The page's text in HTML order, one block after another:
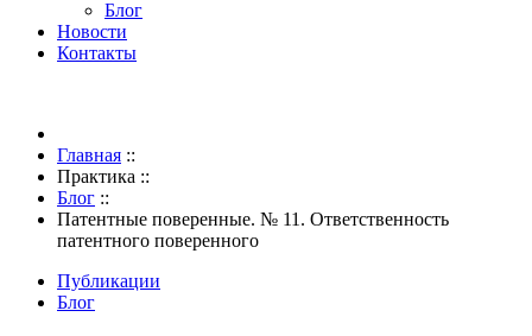
Блог
Новости
Контакты
Главная ::
Практика ::
Блог ::
Патентные поверенные. № 11. Ответственность
патентного поверенного
Публикации
Блог